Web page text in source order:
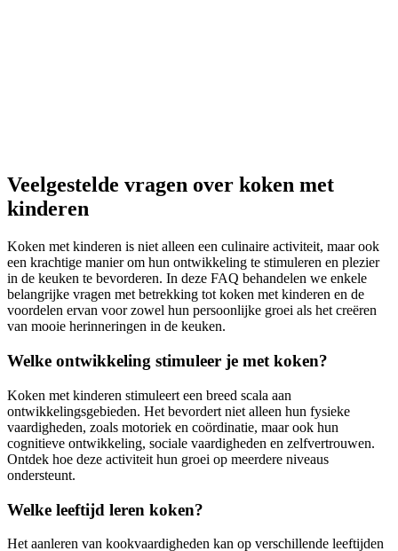
Veelgestelde vragen over koken met
kinderen
Koken met kinderen is niet alleen een culinaire activiteit, maar ook
een krachtige manier om hun ontwikkeling te stimuleren en plezier
in de keuken te bevorderen. In deze FAQ behandelen we enkele
belangrijke vragen met betrekking tot koken met kinderen en de
voordelen ervan voor zowel hun persoonlijke groei als het creëren
van mooie herinneringen in de keuken.
Welke ontwikkeling stimuleer je met koken?
Koken met kinderen stimuleert een breed scala aan
ontwikkelingsgebieden. Het bevordert niet alleen hun fysieke
vaardigheden, zoals motoriek en coördinatie, maar ook hun
cognitieve ontwikkeling, sociale vaardigheden en zelfvertrouwen.
Ontdek hoe deze activiteit hun groei op meerdere niveaus
ondersteunt.
Welke leeftijd leren koken?
Het aanleren van kookvaardigheden kan op verschillende leeftijden